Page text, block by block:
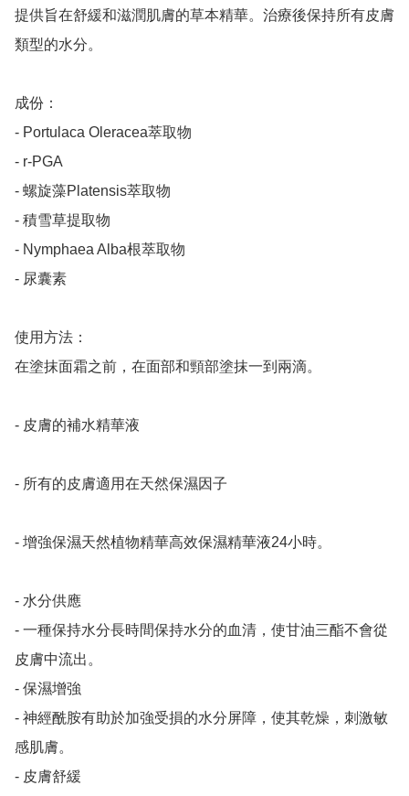
提供旨在舒緩和滋潤肌膚的草本精華。治療後保持所有皮膚
類型的水分。
成份：
- Portulaca Oleracea萃取物
- r-PGA
- 螺旋藻Platensis萃取物
- 積雪草提取物
- Nymphaea Alba根萃取物
- 尿囊素
使用方法：
在塗抹面霜之前，在面部和頸部塗抹一到兩滴。
- 皮膚的補水精華液
- 所有的皮膚適用在天然保濕因子
- 增強保濕天然植物精華高效保濕精華液24小時。
- 水分供應
- 一種保持水分長時間保持水分的血清，使甘油三酯不會從
皮膚中流出。
- 保濕增強
- 神經酰胺有助於加強受損的水分屏障，使其乾燥，刺激敏
感肌膚。
- 皮膚舒緩